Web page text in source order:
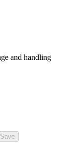
and handling